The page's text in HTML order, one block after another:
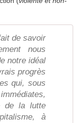
de savoir
nous
notre idéal
progrès
qui, sous
de la lutte
à